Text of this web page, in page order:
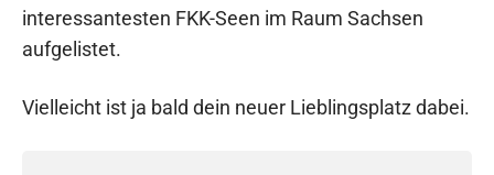
interessantesten FKK-Seen im Raum Sachsen
aufgelistet.
Vielleicht ist ja bald dein neuer Lieblingsplatz dabei.